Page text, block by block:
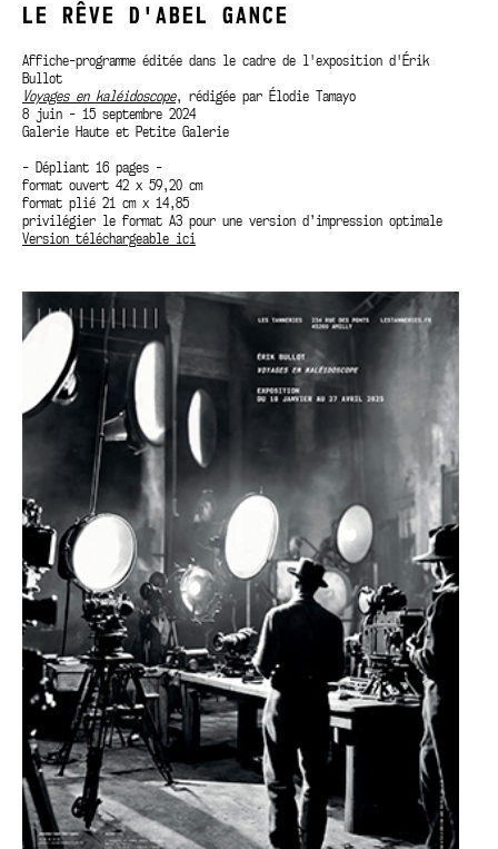
LE RÊVE D'ABEL GANCE
Affiche-programme éditée dans le cadre de l'exposition d'Érik
Bullot
Voyages en kaléidoscope, rédigée par Élodie Tamayo
8 juin - 15 septembre 2024
Galerie Haute et Petite Galerie
- Dépliant 16 pages -
format ouvert 42 x 59,20 cm
format plié 21 cm x 14,85
privilégier le format A3 pour une version d’impression optimale
Version téléchargeable ici